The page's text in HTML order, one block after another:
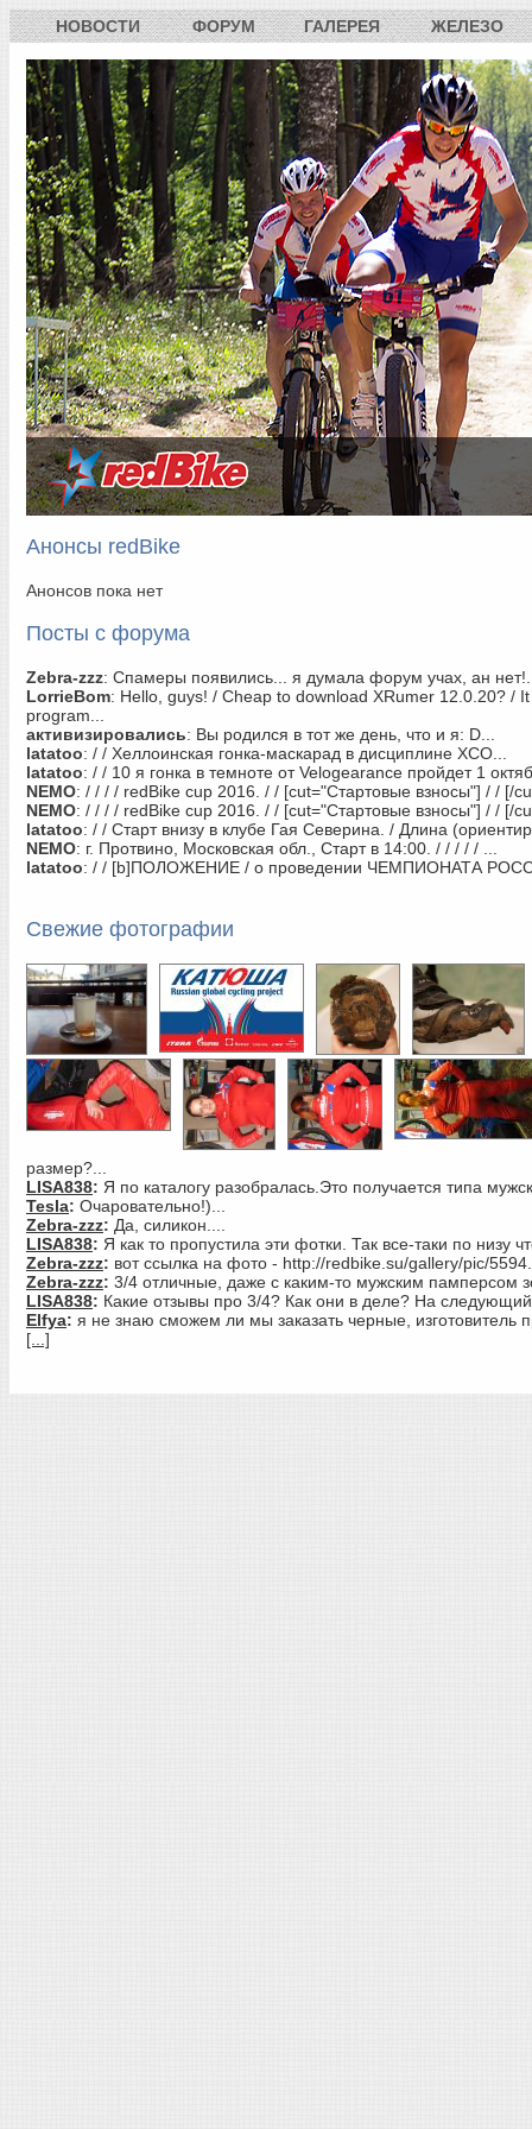
НОВОСТИ ФОРУМ ГАЛЕРЕЯ ЖЕЛЕЗО
Анонсы redBike
Анонсов пока нет
Посты с форума
Zebra-zzz: Спамеры появились... я думала форум учах, ан
LorrieBom: Hello, guys! / Cheap to download XRumer 12.0.20? /
program...
активизировались: Вы родился в тот же день, что и я: D...
latatoo: / / Хеллоинская гонка-маскарад в дисциплине ХСО...
latatoo: / / 10 я гонка в темноте от Velogearance пройдет 1
NEMO: / / / / redBike cup 2016. / / [cut="Стартовые взносы"] / / [/
NEMO: / / / / redBike cup 2016. / / [cut="Стартовые взносы"] / / [/
latatoo: / / Старт внизу в клубе Гая Северина. / Длина
NEMO: г. Протвино, Московская обл., Старт в 14:00. / / / / / ...
latatoo: / / [b]ПОЛОЖЕНИЕ / о проведении ЧЕМПИОНАТА
Свежие фотографии
размер?...
LISA838: Я по каталогу разобралась.Это получается типа
Tesla: Очаровательно!)...
Zebra-zzz: Да, силикон....
LISA838: Я как то пропустила эти фотки. Так все-таки по низу
Zebra-zzz: вот ссылка на фото - http://redbike.su/gallery/pic/
Zebra-zzz: 3/4 отличные, даже с каким-то мужским памперсом
LISA838: Какие отзывы про 3/4? Как они в деле? На
Elfya: я не знаю сможем ли мы заказать черные, изготовитель
[...]